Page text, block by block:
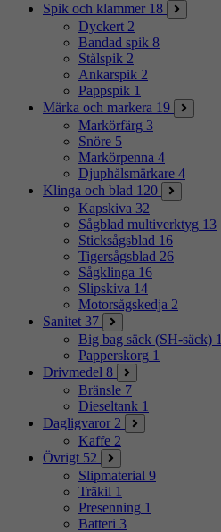
Spik och klammer 18
Dyckert 2
Bandad spik 8
Stålspik 2
Ankarspik 2
Pappspik 1
Märka och markera 19
Markörfärg 3
Snöre 5
Markörpenna 4
Djuphålsmärkare 4
Klinga och blad 120
Kapskiva 32
Sågblad multiverktyg 13
Sticksågsblad 16
Tigersågsblad 26
Sågklinga 16
Slipskiva 14
Motorsågskedja 2
Sanitet 37
Big bag säck (SH-säck) 1
Papperskorg 1
Drivmedel 8
Bränsle 7
Dieseltank 1
Dagligvaror 2
Kaffe 2
Övrigt 52
Slipmaterial 9
Träkil 1
Presenning 1
Batteri 3